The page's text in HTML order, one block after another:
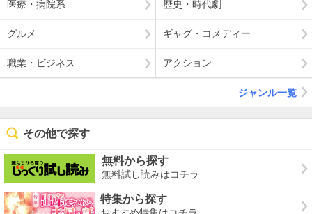
医療・病院系 歴史・時代劇
グルメ ギャグ・コメディー
職業・ビジネス アクション
ジャンル一覧
その他で探す
無料から探す
無料試し読みはコチラ
特集から探す